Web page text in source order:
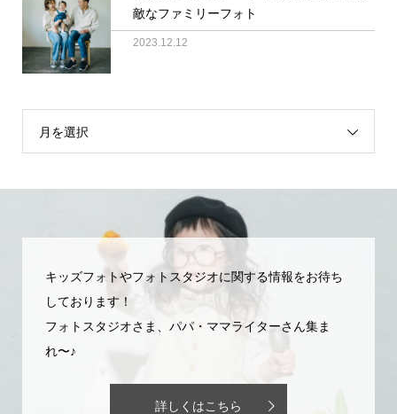
敵なファミリーフォト
2023.12.12
月を選択
キッズフォトやフォトスタジオに関する情報をお待ち
しております！
フォトスタジオさま、パパ・ママライターさん集ま
れ〜♪
詳しくはこちら